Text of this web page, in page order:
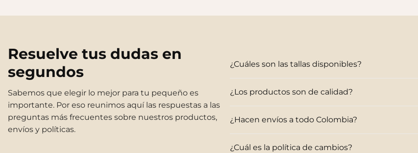
Resuelve tus dudas en
segundos
Sabemos que elegir lo mejor para tu pequeño es
importante. Por eso reunimos aquí las respuestas a las
preguntas más frecuentes sobre nuestros productos,
envíos y políticas.
¿Cuáles son las tallas disponibles?
¿Los productos son de calidad?
¿Hacen envíos a todo Colombia?
¿Cuál es la política de cambios?